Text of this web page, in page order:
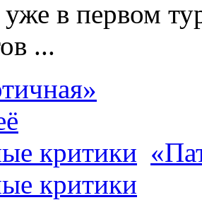
в первом
...
критики